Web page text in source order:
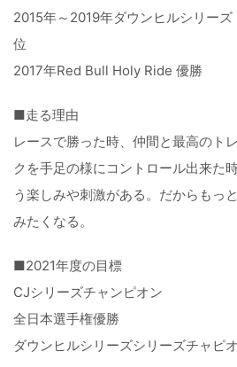
2015年～2019年ダウンヒルシリーズ
位
2017年Red Bull Holy Ride 優勝
■走る理由
レースで勝った時、仲間と最高のト
クを手足の様にコントロール出来た
う楽しみや刺激がある。だからもっ
みたくなる。
■2021年度の目標
CJシリーズチャンピオン
全日本選手権優勝
ダウンヒルシリーズシリーズチャピ